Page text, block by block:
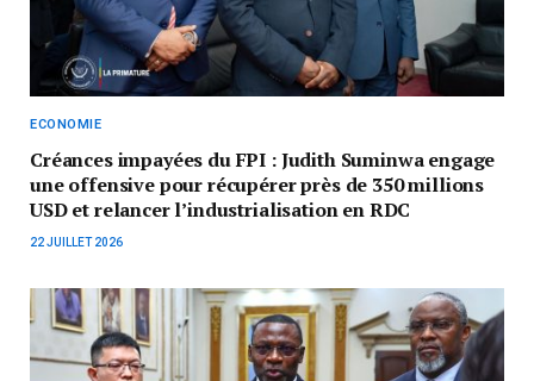
ECONOMIE
Créances impayées du FPI : Judith Suminwa engage
une offensive pour récupérer près de 350 millions
USD et relancer l’industrialisation en RDC
22 JUILLET 2026